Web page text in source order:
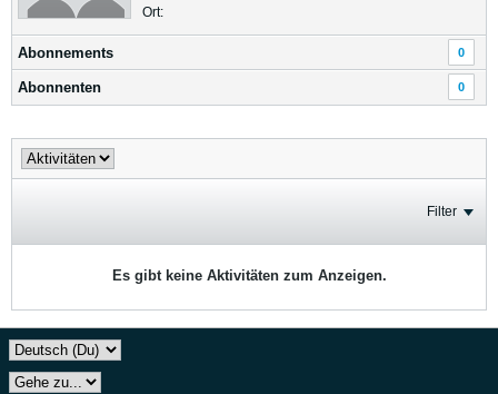
Ort:
Abonnements 0
Abonnenten 0
Filter
Es gibt keine Aktivitäten zum Anzeigen.